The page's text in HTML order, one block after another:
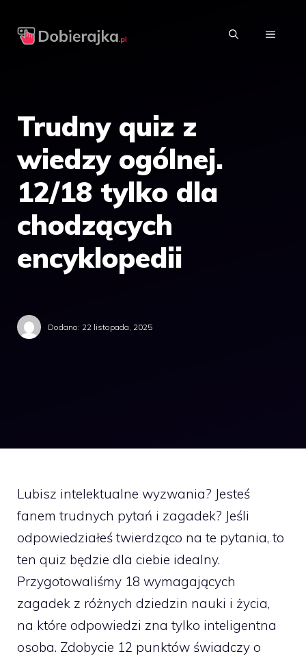
MENU
Trudny quiz z
wiedzy ogólnej.
12/18 tylko dla
chodzących
encyklopedii
Dodano: 22 listopada, 2025
Lubisz intelektualne wyzwania? Jesteś
fanem trudnych pytań i zagadek? Jeśli
odpowiedziałeś twierdząco na te pytania, to
ten quiz będzie dla ciebie idealny.
Przygotowaliśmy 18 wymagających
zagadek z różnych dziedzin nauki i życia,
na które odpowiedzi zna tylko inteligentna
osoba. Zdobycie 12 punktów świadczy o